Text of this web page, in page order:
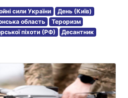
сили України
День (Київ)
область
Тероризм
піхоти (РФ)
Десантник